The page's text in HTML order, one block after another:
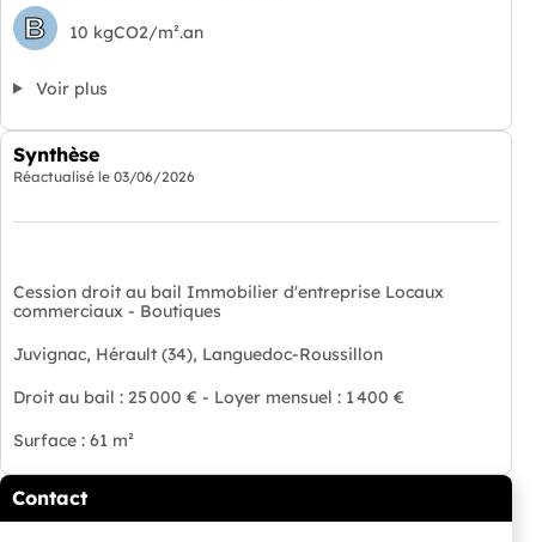
B 10 kgCO2/m².an
Voir plus
Synthèse
Réactualisé le 03/06/2026
Cession droit au bail Immobilier d'entreprise Locaux
commerciaux - Boutiques
Juvignac, Hérault (34), Languedoc-Roussillon
Droit au bail : 25 000 € - Loyer mensuel : 1 400 €
Surface : 61 m²
Contact